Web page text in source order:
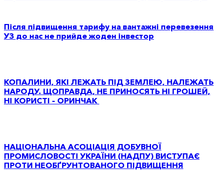
Після підвищення тарифу на вантажні перевезення
УЗ до нас не прийде жоден інвестор
КОПАЛИНИ, ЯКІ ЛЕЖАТЬ ПІД ЗЕМЛЕЮ, НАЛЕЖАТЬ
НАРОДУ. ЩОПРАВДА, НЕ ПРИНОСЯТЬ НІ ГРОШЕЙ,
НІ КОРИСТІ – ОРИНЧАК
НАЦІОНАЛЬНА АСОЦІАЦІЯ ДОБУВНОЇ
ПРОМИСЛОВОСТІ УКРАЇНИ (НАДПУ) ВИСТУПАЄ
ПРОТИ НЕОБҐРУНТОВАНОГО ПІДВИЩЕННЯ